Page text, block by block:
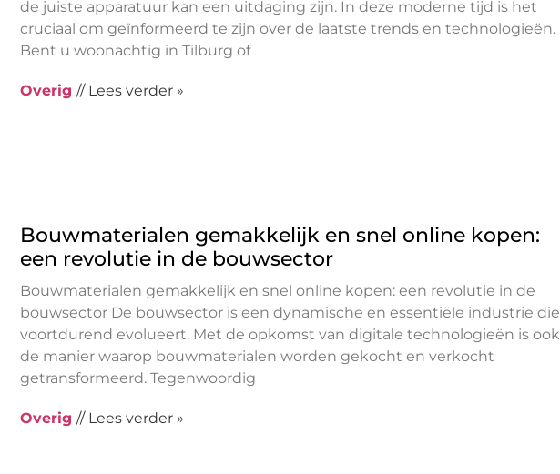
de juiste apparatuur kan een uitdaging zijn. In deze moderne tijd is het
cruciaal om geïnformeerd te zijn over de laatste trends en technologieën.
Bent u woonachtig in Tilburg of
Overig // Lees verder »
Bouwmaterialen gemakkelijk en snel online kopen:
een revolutie in de bouwsector
Bouwmaterialen gemakkelijk en snel online kopen: een revolutie in de
bouwsector De bouwsector is een dynamische en essentiële industrie die
voortdurend evolueert. Met de opkomst van digitale technologieën is ook
de manier waarop bouwmaterialen worden gekocht en verkocht
getransformeerd. Tegenwoordig
Overig // Lees verder »